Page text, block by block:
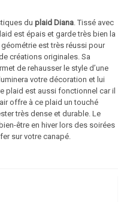
du plaid Diana . Tissé avec
est épais et garde très bien la
est très réussi pour
créations originales. Sa
de rehausser le style d’une
votre décoration et lui
plaid est aussi fonctionnel car il
offre à ce plaid un touché
très dense et durable. Le
être en hiver lors des soirées
sur votre canapé.